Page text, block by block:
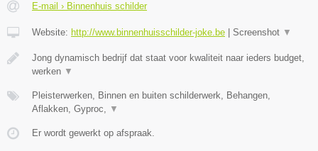
E-mail › Binnenhuis schilder
Website: http://www.binnenhuisschilder-joke.be Screenshot ▼
Jong dynamisch bedrijf dat staat voor kwaliteit naar ieders budget,
werken ▼
Pleisterwerken, Binnen en buiten schilderwerk, Behangen,
Aflakken, Gyproc, ▼
Er wordt gewerkt op afspraak.